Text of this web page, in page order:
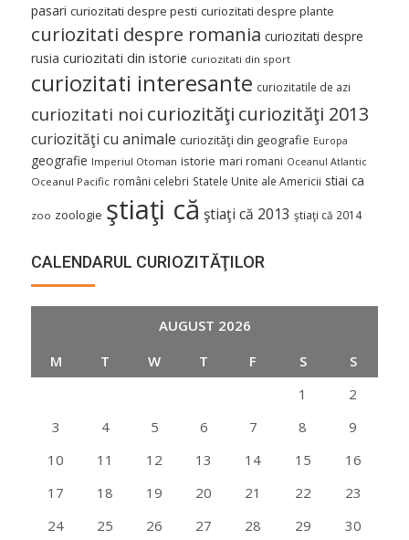
pasari curiozitati despre pesti curiozitati despre plante
curiozitati despre romania curiozitati despre
rusia curiozitati din istorie curiozitati din sport
curiozitati interesante curiozitatile de azi
curiozitati noi curiozităţi curiozităţi 2013
curiozităţi cu animale curiozităţi din geografie Europa
geografie Imperiul Otoman istorie mari romani Oceanul Atlantic
Oceanul Pacific români celebri Statele Unite ale Americii stiai ca
zoo zoologie ştiaţi că ştiaţi că 2013 ştiaţi că 2014
CALENDARUL CURIOZITĂŢILOR
AUGUST 2026
M
T W T F S
S
1
2
3
4 5 6 7 8
9
10
11 12 13 14 15
16
17
18 19 20 21 22
23
24
25 26 27 28 29 30